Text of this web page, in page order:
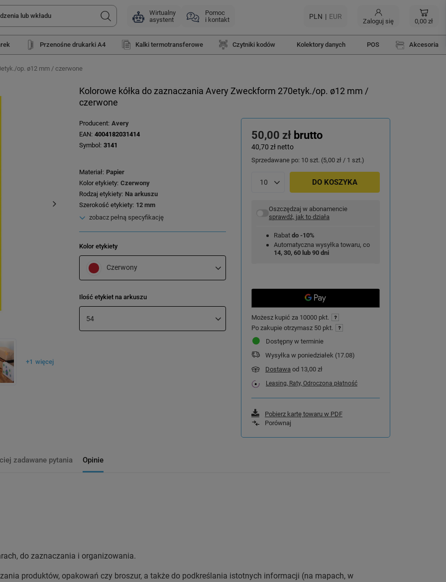
Wirtualny
asystent
Pomoc
i kontakt
PLN EUR
Zaloguj się 0,00 zł
Przenośne drukarki A4 Kalki termotransferowe Czytniki kodów Kolektory danych POS Akcesoria
op. ø12 mm / czerwone
+1 więcej
Kolorowe kółka do zaznaczania Avery Zweckform 270etyk./op. ø12 mm /
czerwone
50,00 zł brutto
40,70 zł netto
Sprzedawane po: 10 szt. (5,00 zł / 1 szt.)
DO KOSZYKA
Oszczędzaj w abonamencie
sprawdź, jak to działa
Rabat do -10%
Automatyczna wysyłka towaru, co
14, 30, 60 lub 90 dni
Możesz kupić za 10000 pkt.
Po zakupie otrzymasz 50 pkt.
Dostępny w terminie
Wysyłka w poniedziałek (17.08)
Dostawa od 13,00 zł
Leasing, Raty, Odroczona płatność
Pobierz kartę towaru w PDF
Porównaj
Producent Avery
EAN 4004182031414
Symbol
3141
Materiał Papier
Kolor etykiety Czerwony
Rodzaj etykiety Na arkuszu
Szerokość etykiety 12 mm
zobacz pełną specyfikację
Kolor etykiety
Czerwony
Ilość etykiet na arkuszu
54
zadawane pytania Opinie
do zaznaczania i organizowania.
produktów, opakowań czy broszur, a także do podkreślania istotnych informacji (na mapach, w